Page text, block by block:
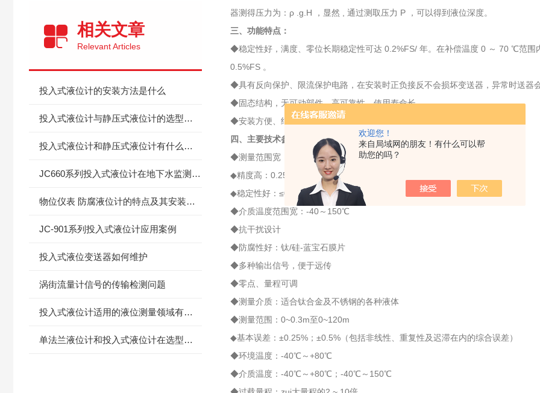
欢迎您！
来自局域网的朋友！有什么可以帮
助您的吗？
相关文章
Relevant Articles
投入式液位计的安装方法是什么
投入式液位计与静压式液位计的选型要点分析
投入式液位计和静压式液位计有什么不同
​JC660系列投入式液位计在地下水监测方面的应用
物位仪表 防腐液位计的特点及其安装方法
JC-901系列投入式液位计应用案例
投入式液位变送器如何维护
涡街流量计信号的传输检测问题
投入式液位计适用的液位测量领域有哪些
单法兰液位计和投入式液位计在选型的不同点
器测得压力为：ρ .g.H ，显然 , 通过测取压力 P ，可以得到液位深度。
三、功能特点：
◆稳定性好，满度、零位长期稳定性可达 0.2%FS/ 年。在补偿温度 0 ～ 70 ℃范围
0.5%FS 。
◆具有反向保护、限流保护电路，在安装时正负接反不会损坏变送器，异常时送器
◆固态结构，无可动部件，高可靠性，使用寿命长。
◆安装方便、结构简单、经济耐用。
四、主要技术参数：
◆测量范围宽：0~0.3m至0~120m
◆精度高：0.25﹪FS0.5﹪FS
◆稳定性好：≤0.1﹪FS年
◆介质温度范围宽：-40～150℃
◆抗干扰设计
◆防腐性好：钛/硅-蓝宝石膜片
◆多种输出信号，便于远传
◆零点、量程可调
◆测量介质：适合钛合金及不锈钢的各种液体
◆测量范围：0~0.3m至0~120m
◆基本误差：±0.25%；±0.5%（包括非线性、重复性及迟滞在内的综合误差）
◆环境温度：-40℃～+80℃
◆介质温度：-40℃～+80℃；-40℃～150℃